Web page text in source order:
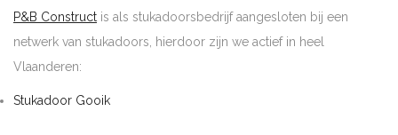
P&B Construct is als stukadoorsbedrijf aangesloten bij een
netwerk van stukadoors, hierdoor zijn we actief in heel
Vlaanderen:
Stukadoor Gooik